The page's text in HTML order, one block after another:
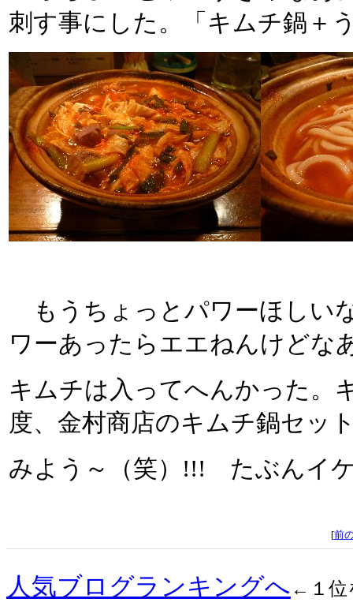
刺す事にした。「キムチ鍋＋
もうちょっとパワーほしい
ワーあったらエエねんけどな
キムチは入ってへんかった。
度、金村商店のキムチ鍋セッ
みよう～（笑）!!! たぶんイ
[前
人気ブログランキングへ ←１位